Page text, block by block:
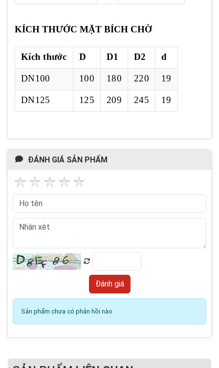
KÍCH THƯỚC MẶT BÍCH CHỜ
Kích thước D D1 D2 d
DN100 100 180 220 19
DN125 125 209 245 19
ĐÁNH GIÁ SẢN PHẨM
Sản phẩm chưa có phản hồi nào